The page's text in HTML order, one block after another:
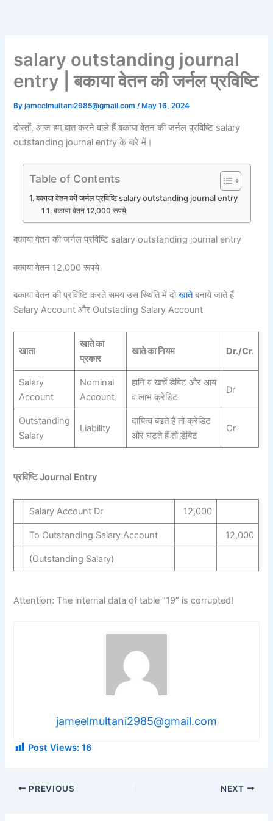
salary outstanding journal
entry | बकाया वेतन की जर्नल प्रविष्टि
Byjameelmultani2985@gmail.com/ May 16, 2024
दोस्तों, आज हम बात करने वाले हैं बकाया वेतन की जर्नल प्रविष्टि salary
outstanding journal entry के बारे में।
Table of Contents
बकाया वेतन की जर्नल प्रविष्टि salary outstanding journal entry
बकाया वेतन 12,000 रूपये
बकाया वेतन की जर्नल प्रविष्टि salary outstanding journal entry
बकाया वेतन 12,000 रूपये
बकाया वेतन की प्रविष्टि करते समय उस स्थिति में दोखातेबनाये जाते हैं
Salary Account और Outstading Salary Account
खाता
खाते का
प्रकार
खाते का नियम Dr./Cr.
Salary
Account
Nominal
Account
हानि व खर्चे डेबिट और आय
व लाभ क्रेडिट
Dr
Outstanding
Salary
Liability
दायित्व बढते हैं तो क्रेडिट
और घटते हैं तो डेबिट
Cr
प्रविष्टि Journal Entry
Salary Account Dr 12,000
To Outstanding Salary Account 12,000
(Outstanding Salary)
Attention: The internal data of table “19” is corrupted!
jameelmultani2985@gmail.com
Post Views: 16
PREVIOUS NEXT